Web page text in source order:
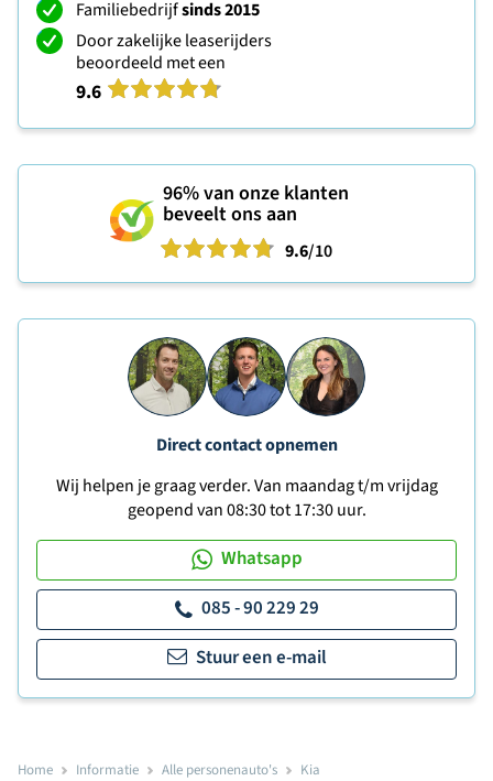
Familiebedrijfsinds 2015
Door zakelijke leaserijders
beoordeeld met een
9.6
96%van onze klanten
beveelt ons aan
9.6/10
Direct contact opnemen
Wij helpen je graag verder. Van maandag t/m vrijdag
geopend van 08:30 tot 17:30 uur.
Whatsapp
085 - 90 229 29
Stuur een e-mail
Home Informatie Alle personenauto's Kia